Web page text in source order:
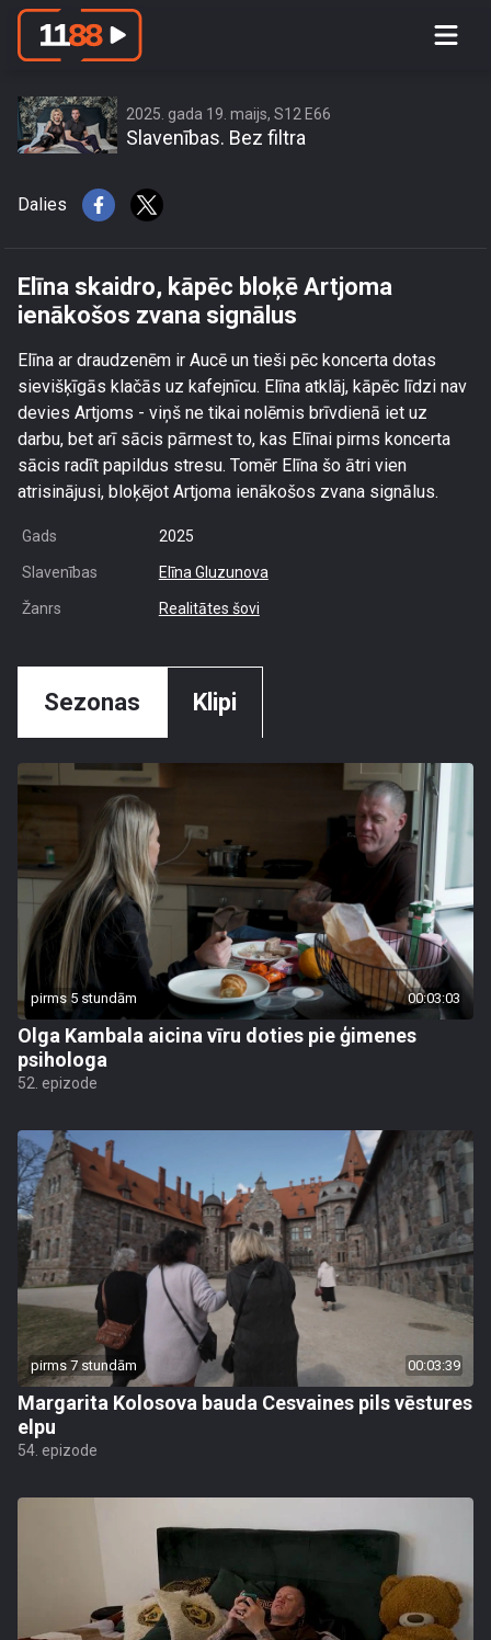
Elīna skaidro, kāpēc bloķē Artjoma
2025. gada 19. maijs, S12 E66
Slavenības. Bez filtra
Dalies
Elīna skaidro, kāpēc bloķē Artjoma
ienākošos zvana signālus
Elīna ar draudzenēm ir Aucē un tieši pēc koncerta dotas
sievišķīgās klačās uz kafejnīcu. Elīna atklāj, kāpēc līdzi nav
devies Artjoms - viņš ne tikai nolēmis brīvdienā iet uz
darbu, bet arī sācis pārmest to, kas Elīnai pirms koncerta
sācis radīt papildus stresu. Tomēr Elīna šo ātri vien
atrisinājusi, bloķējot Artjoma ienākošos zvana signālus.
Gads 2025
Slavenības Elīna Gluzunova
Žanrs Realitātes šovi
Sezonas Klipi
pirms 5 stundām 00:03:03
Olga Kambala aicina vīru doties pie ģimenes
psihologa
52. epizode
pirms 7 stundām 00:03:39
Margarita Kolosova bauda Cesvaines pils vēstures
elpu
54. epizode